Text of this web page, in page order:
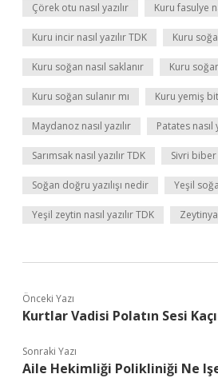
Çörek otu nasıl yazılır Kuru fasulye
Kuru incir nasıl yazılır TDK Kuru
Kuru soğan nasıl saklanır Kuru
Kuru soğan sulanır mı Kuru yemiş
Maydanoz nasıl yazılır Patates nasıl
Sarımsak nasıl yazılır TDK Sivri biber
Soğan doğru yazılışı nedir Yeşil
Yeşil zeytin nasıl yazılır TDK
Önceki Yazı
Kurtlar Vadisi Polatın Sesi
Sonraki Yazı
Aile Hekimliği Polikliniği Ne